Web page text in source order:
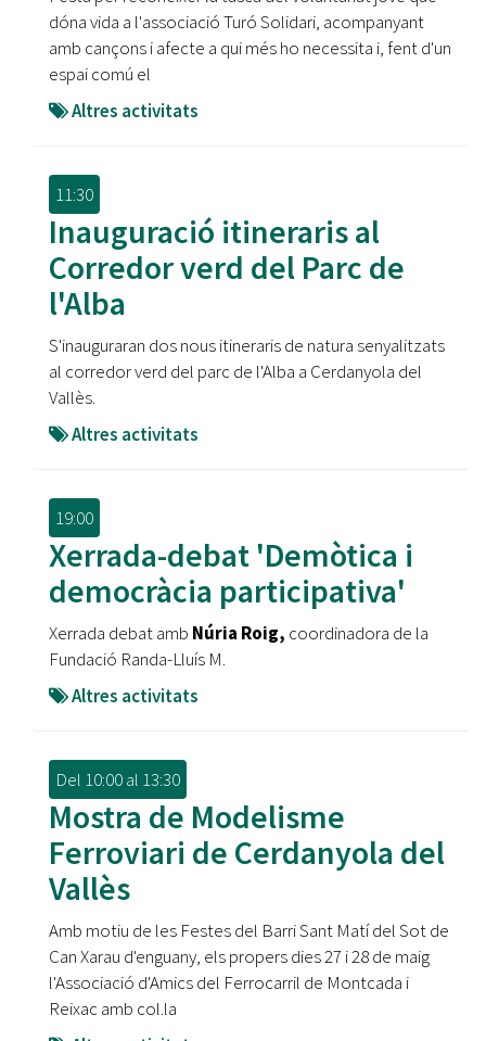
dóna vida a l'associació Turó Solidari, acompanyant
amb cançons i afecte a qui més ho necessita i, fent d'un
espai comú el
Altres activitats
11:30
Inauguració itineraris al
Corredor verd del Parc de
l'Alba
S'inauguraran dos nous itineraris de natura senyalitzats
al corredor verd del parc de l'Alba a Cerdanyola del
Vallès.
Altres activitats
19:00
Xerrada-debat 'Demòtica i
democràcia participativa'
Xerrada debat amb Núria Roig, coordinadora de la
Fundació Randa-Lluís M.
Altres activitats
Del 10:00al 13:30
Mostra de Modelisme
Ferroviari de Cerdanyola del
Vallès
Amb motiu de les Festes del Barri Sant Matí del Sot de
Can Xarau d'enguany, els propers dies 27 i 28 de maig
l'Associació d'Amics del Ferrocarril de Montcada i
Reixac amb col.la